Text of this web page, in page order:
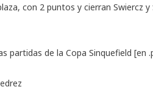
con 2 puntos y cierran Swiercz y
partidas de la Copa Sinquefield [en